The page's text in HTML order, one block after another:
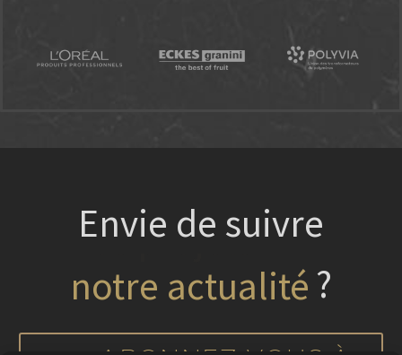
Envie de suivre
nos projets?